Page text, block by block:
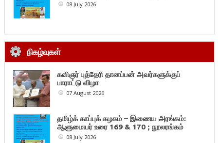
08 July 2026
நிகழ்வுகள்
கவிஞர் புத்தேரி தானப்பன் அவர்களுக்குப்
பாராட்டு விழா
07 August 2026
தமிழ்க் காப்புக் கழகம் – இணைய அரங்கம்:
ஆளுமையர் உரை 169 & 170 ; நூலரங்கம்
08 July 2026